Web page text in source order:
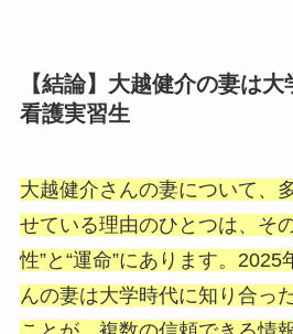
【結論】大越健介の妻は
看護実習生
大越健介さんの妻について、
せている理由のひとつは、そ
性”と“運命”にあります。2025
んの妻は大学時代に知り合っ